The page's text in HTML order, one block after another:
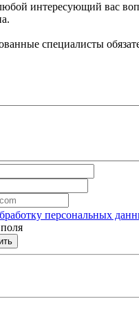
интересующий вас
специалисты
персональных